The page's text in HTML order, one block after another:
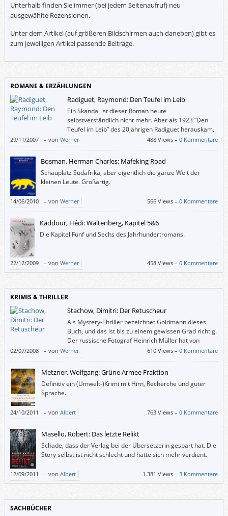
Unterhalb finden Sie immer (bei jedem Seitenaufruf) neu
ausgewählte Rezensionen.
Unter dem Artikel (auf größeren Bildschirmen auch daneben) gibt es
zum jeweiligen Artikel passende Beiträge.
ROMANE & ERZÄHLUNGEN
Radiguet, Raymond: Den Teufel im Leib
Ein Skandal ist dieser Roman heute
selbstverständlich nicht mehr. Aber als 1923 “Den
Teufel im Leib” des 20jährigen Radiguet herauskam,
sah man darin eine Verhöhnung der Familie und der
Kriegsveteranen. Und heutzutage wirkt diese Liebesgeschichte
überhaupt nicht antiquiert.
29/11/2007 – von Werner 488 Views –0 Kommentare
Bosman, Herman Charles: Mafeking Road
Schauplatz Südafrika, aber eigentlich die ganze Welt der
kleinen Leute. Großartig.
14/06/2010 – von Werner 566 Views –0 Kommentare
Kaddour, Hédi: Waltenberg, Kapitel 5&6
Die Kapitel Fünf und Sechs des Jahrhundertromans.
22/12/2009 – von Werner 458 Views –0 Kommentare
KRIMIS & THRILLER
Stachow, Dimitri: Der Retuscheur
Als Mystery-Thriller bezeichnet Goldmann dieses
Buch, und das ist bis zu einem gewissen Grad richtig.
Der russische Fotograf Heinrich Müller hat von
seinem Vater eine Gabe geerbt: Menschen, die er
aus Fotos herausretuschiert, sterben.
02/07/2008 – von Werner 610 Views –0 Kommentare
Metzner, Wolfgang: Grüne Armee Fraktion
Definitiv ein (Umwelt-)Krimi mit Hirn, Recherche und guter
Sprache.
24/10/2011 – von Albert 763 Views –0 Kommentare
Masello, Robert: Das letzte Relikt
Schade, dass der Verlag bei der Übersetzerin gespart hat. Die
Story selbst ist nicht schlecht und hätte sich mehr verdient.
12/09/2011 – von Albert 1.381 Views –3 Kommentare
SACHBÜCHER